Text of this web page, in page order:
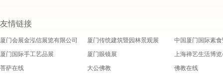
友情链接
厦门会展金泓信展览有限公司 厦门传统建筑暨园林景观展
中国厦门国际素
厦门国际手工艺品展
厦门眼镜展
上海禅艺生活博
菩萨在线
大公佛教 佛教在线